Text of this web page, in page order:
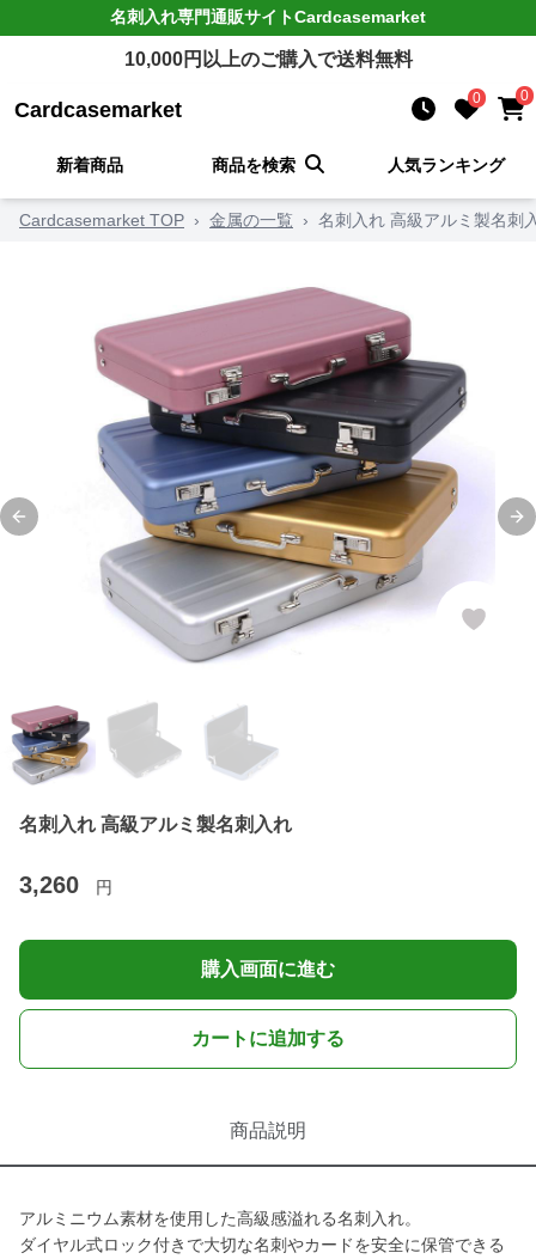
名刺入れ専門通販サイトCardcasemarket
10,000円以上のご購入で送料無料
Cardcasemarket 0 0
新着商品 商品を検索 人気ランキング
Cardcasemarket TOP › 金属の一覧 › 名刺入れ 高級アルミ製名刺
Previous slide
名刺入れ 高級アルミ製名刺入れ
3,260 円
購入画面に進む
カートに追加する
商品説明
アルミニウム素材を使用した高級感溢れる名刺入れ。
ダイヤル式ロック付きで大切な名刺やカードを安全に保管できる